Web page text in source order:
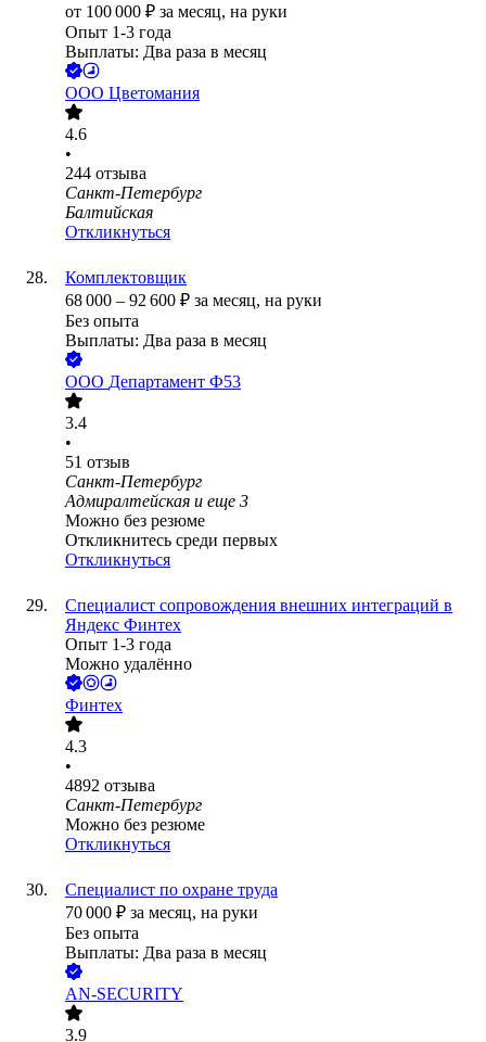
от 100 000 ₽ за месяц, на руки
Опыт 1-3 года
Выплаты: Два раза в месяц
ООО Цветомания
4.6
•
244 отзыва
Санкт-Петербург
Балтийская
Откликнуться
Комплектовщик
68 000 – 92 600 ₽ за месяц, на руки
Без опыта
Выплаты: Два раза в месяц
ООО Департамент Ф53
3.4
•
51 отзыв
Санкт-Петербург
Адмиралтейская и еще 3
Можно без резюме
Откликнитесь среди первых
Откликнуться
Специалист сопровождения внешних интеграций в
Яндекс Финтех
Опыт 1-3 года
Можно удалённо
Финтех
4.3
•
4892 отзыва
Санкт-Петербург
Можно без резюме
Откликнуться
Специалист по охране труда
70 000 ₽ за месяц, на руки
Без опыта
Выплаты: Два раза в месяц
AN-SECURITY
3.9